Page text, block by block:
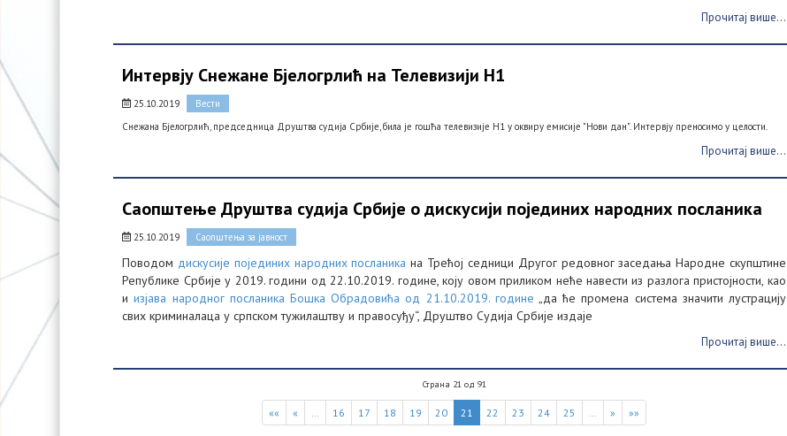
Прочитај више...
Интервју Снежане Бјелогрлић на Телевизији Н1
25.10.2019
Вести
Снежана Бјелогрлић, председница Друштва судија Србије, била је гошћа телевизије Н1 у оквиру емисије "Нови дан". Интервју преносимо у целости.
Прочитај више...
Саопштење Друштва судија Србије о дискусији појединих народних посланика
25.10.2019 Саопштења за јавност
Поводом дискусије појединих народних посланика на Трећој седници Другог редовног заседања Народне скупштине
Републике Србије у 2019. години од 22.10.2019. године, коју овом приликом неће навести из разлога пристојности, као
иизјава народног посланика Бошка Обрадовића од 21.10.2019. године „да ће промена система значити лустрацију
свих криминалаца у српском тужилаштву и правосуђу“, Друштво Судија Србије издаје
Прочитај више...
Страна 21 од 91
«« « … 16 17 18 19 20 21 22 23 24 25 … » »»